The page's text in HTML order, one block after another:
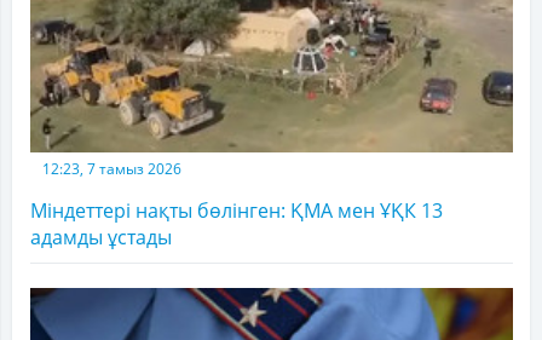
12:23, 7 тамыз 2026
Міндеттері нақты бөлінген: ҚМА мен ҰҚК 13
адамды ұстады